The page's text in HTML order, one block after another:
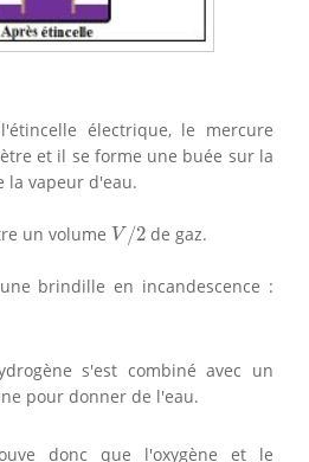
électrique, le mercure
et il se forme une buée sur la
la vapeur d'eau.
un volume V /2
V/ 2 de gaz.
brindille en incandescence :
s'est combiné avec un
pour donner de l'eau.
donc que l'oxygène et le